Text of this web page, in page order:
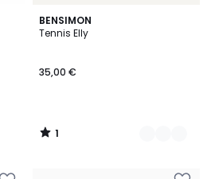
BENSIMON
Tennis Elly
35,00 €
1
/
5
Couleurs
1
/